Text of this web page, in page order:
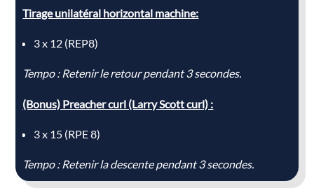
Tirage unilatéral horizontal machine:
3 x 12 (REP8)
Tempo : Retenir le retour pendant 3 secondes.
(Bonus) Preacher curl (Larry Scott curl) :
3 x 15 (RPE 8)
Tempo : Retenir la descente pendant 3 secondes.